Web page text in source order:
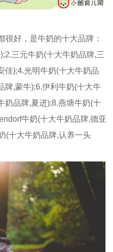
很好，是牛奶的十大品牌：
三元牛奶(十大牛奶品牌,三
佳);4.光明牛奶(十大牛奶品
牌,蒙牛);6.伊利牛奶(十大牛
奶品牌,夏进);8.燕塘牛奶(十
牛奶(十大牛奶品牌,德亚
(十大牛奶品牌,认养一头